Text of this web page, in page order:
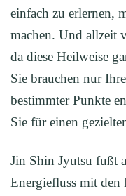
einfach zu erlernen,
machen. Und allzeit
da diese Heilweise
Sie brauchen nur
bestimmter Punkte
Sie für einen
Jin Shin Jyutsu fußt
Energiefluss mit den